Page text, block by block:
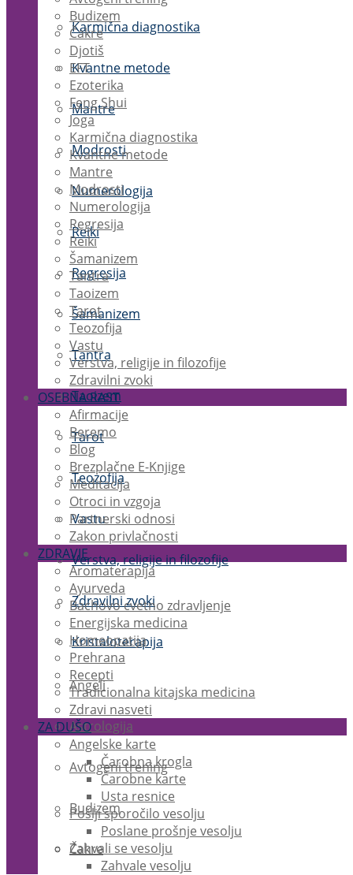
Karmična diagnostika
Kvantne metode
Mantre
Modrosti
Numerologija
Reiki
Regresija
Šamanizem
Tantra
Taoizem
Tarot
Teozofija
Vastu
Verstva, religije in filozofije
Zdravilni zvoki
Kristaloterapija
Angeli
Astrologija
Avtogeni trening
Budizem
Čakre
Budizem
Čakre
Djotiš
EFT
Ezoterika
Feng Shui
Joga
Karmična diagnostika
Kvantne metode
Mantre
Modrosti
Numerologija
Regresija
Reiki
Šamanizem
Tantra
Taoizem
Tarot
Teozofija
Vastu
Verstva, religije in filozofije
Zdravilni zvoki
OSEBNA RAST
Afirmacije
Beremo
Blog
Brezplačne E-Knjige
Meditacija
Otroci in vzgoja
Partnerski odnosi
Zakon privlačnosti
ZDRAVJE
Aromaterapija
Ayurveda
Bachovo cvetno zdravljenje
Energijska medicina
Homeopatija
Prehrana
Recepti
Tradicionalna kitajska medicina
Zdravi nasveti
ZA DUŠO
Angelske karte
Čarobna krogla
Čarobne karte
Usta resnice
Pošlji sporočilo vesolju
Poslane prošnje vesolju
Zahvali se vesolju
Zahvale vesolju